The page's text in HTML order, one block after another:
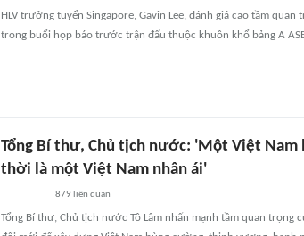
HLV trưởng tuyển Singapore, Gavin Lee, đánh giá cao tầm
trong buổi họp báo trước trận đấu thuộc khuôn khổ bảng A
Tổng Bí thư, Chủ tịch nước: 'Một Việt Nam
thời là một Việt Nam nhân ái'
879 liên quan
Tổng Bí thư, Chủ tịch nước Tô Lâm nhấn mạnh tầm quan trọng